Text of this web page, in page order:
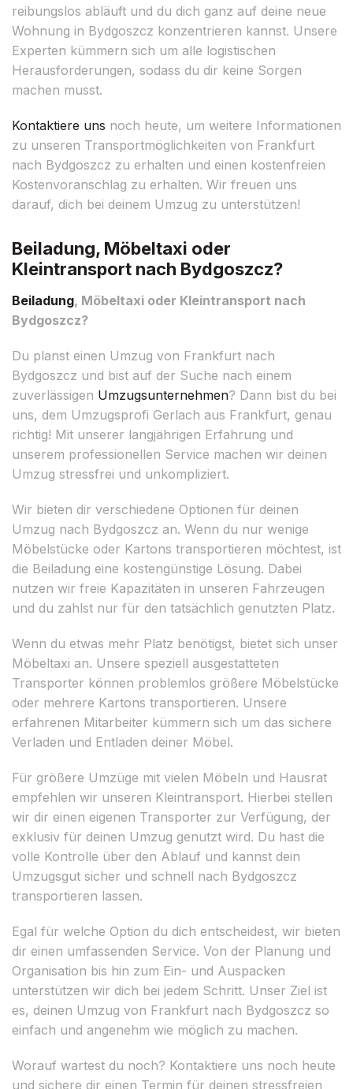
reibungslos abläuft und du dich ganz auf deine neue
Wohnung in Bydgoszcz konzentrieren kannst. Unsere
Experten kümmern sich um alle logistischen
Herausforderungen, sodass du dir keine Sorgen
machen musst.
Kontaktiere uns noch heute, um weitere Informationen
zu unseren Transportmöglichkeiten von Frankfurt
nach Bydgoszcz zu erhalten und einen kostenfreien
Kostenvoranschlag zu erhalten. Wir freuen uns
darauf, dich bei deinem Umzug zu unterstützen!
Beiladung, Möbeltaxi oder
Kleintransport nach Bydgoszcz?
Beiladung, Möbeltaxi oder Kleintransport nach
Bydgoszcz?
Du planst einen Umzug von Frankfurt nach
Bydgoszcz und bist auf der Suche nach einem
zuverlässigen Umzugsunternehmen? Dann bist du bei
uns, dem Umzugsprofi Gerlach aus Frankfurt, genau
richtig! Mit unserer langjährigen Erfahrung und
unserem professionellen Service machen wir deinen
Umzug stressfrei und unkompliziert.
Wir bieten dir verschiedene Optionen für deinen
Umzug nach Bydgoszcz an. Wenn du nur wenige
Möbelstücke oder Kartons transportieren möchtest, ist
die Beiladung eine kostengünstige Lösung. Dabei
nutzen wir freie Kapazitäten in unseren Fahrzeugen
und du zahlst nur für den tatsächlich genutzten Platz.
Wenn du etwas mehr Platz benötigst, bietet sich unser
Möbeltaxi an. Unsere speziell ausgestatteten
Transporter können problemlos größere Möbelstücke
oder mehrere Kartons transportieren. Unsere
erfahrenen Mitarbeiter kümmern sich um das sichere
Verladen und Entladen deiner Möbel.
Für größere Umzüge mit vielen Möbeln und Hausrat
empfehlen wir unseren Kleintransport. Hierbei stellen
wir dir einen eigenen Transporter zur Verfügung, der
exklusiv für deinen Umzug genutzt wird. Du hast die
volle Kontrolle über den Ablauf und kannst dein
Umzugsgut sicher und schnell nach Bydgoszcz
transportieren lassen.
Egal für welche Option du dich entscheidest, wir bieten
dir einen umfassenden Service. Von der Planung und
Organisation bis hin zum Ein- und Auspacken
unterstützen wir dich bei jedem Schritt. Unser Ziel ist
es, deinen Umzug von Frankfurt nach Bydgoszcz so
einfach und angenehm wie möglich zu machen.
Worauf wartest du noch? Kontaktiere uns noch heute
und sichere dir einen Termin für deinen stressfreien